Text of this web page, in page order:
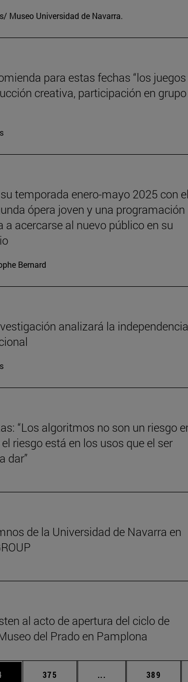
Museo Universidad de Navarra.
para estas fechas “los
creativa, participación en
temporada enero-mayo 2025 con el
ópera joven y una programación
a acercarse al nuevo público en su
Bernard
analizará la
“Los algoritmos no son un riesgo
riesgo está en los usos que el ser
dar”
de la Universidad de Navarra en
al acto de apertura del ciclo de
del Prado en Pamplona
para desplazarse.
Página
375 ... Páginas intermedias
Página
389